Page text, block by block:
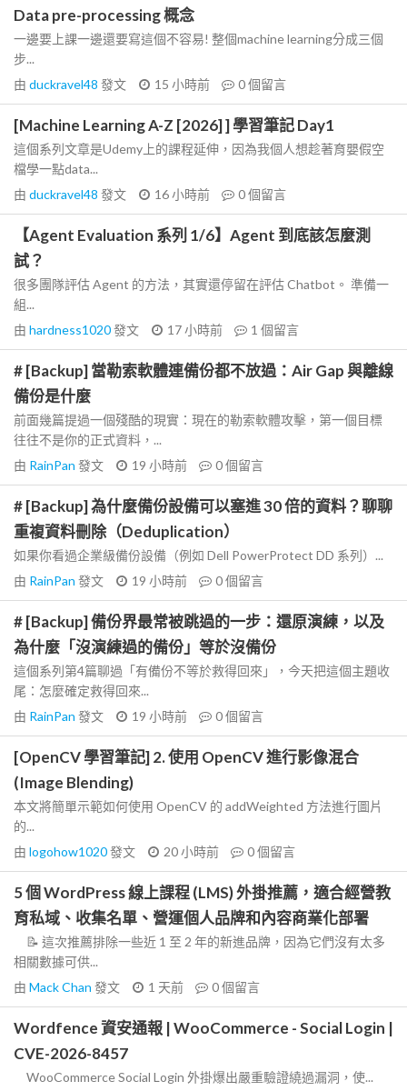
Data pre-processing 概念
一邊要上課一邊還要寫這個不容易! 整個machine learning分成三個
步...
由 duckravel48 發文 15 小時前 0個留言
[Machine Learning A-Z [2026] ] 學習筆記 Day1
這個系列文章是Udemy上的課程延伸，因為我個人想趁著育嬰假空
檔學一點data...
由 duckravel48 發文 16 小時前 0個留言
【Agent Evaluation 系列 1/6】Agent 到底該怎麼測
試？
很多團隊評估 Agent 的方法，其實還停留在評估 Chatbot。 準備一
組...
由 hardness1020發文 17 小時前 1 個留言
# [Backup] 當勒索軟體連備份都不放過：Air Gap 與離線
備份是什麼
前面幾篇提過一個殘酷的現實：現在的勒索軟體攻擊，第一個目標
往往不是你的正式資料，...
由 RainPan 發文 19 小時前 0個留言
# [Backup] 為什麼備份設備可以塞進 30 倍的資料？聊聊
重複資料刪除（Deduplication）
如果你看過企業級備份設備（例如 Dell PowerProtect DD 系列）...
由 RainPan 發文 19 小時前 0個留言
# [Backup] 備份界最常被跳過的一步：還原演練，以及
為什麼「沒演練過的備份」等於沒備份
這個系列第4篇聊過「有備份不等於救得回來」，今天把這個主題收
尾：怎麼確定救得回來...
由 RainPan 發文 19 小時前 0個留言
[OpenCV 學習筆記] 2. 使用 OpenCV 進行影像混合
(Image Blending)
本文將簡單示範如何使用 OpenCV 的 addWeighted 方法進行圖片
的...
由 logohow1020發文 20 小時前 0個留言
5 個 WordPress 線上課程 (LMS) 外掛推薦，適合經營教
育私域、收集名單、營運個人品牌和內容商業化部署
📝 這次推薦排除一些近 1 至 2 年的新進品牌，因為它們沒有太多
相關數據可供...
由 Mack Chan 發文 1 天前 0個留言
Wordfence 資安通報 | WooCommerce - Social Login |
CVE-2026-8457
WooCommerce Social Login 外掛爆出嚴重驗證繞過漏洞，使...